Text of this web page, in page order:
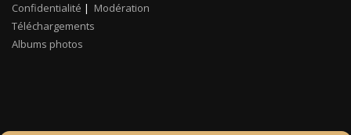
Confidentialité | Modération
Téléchargements
Albums photos